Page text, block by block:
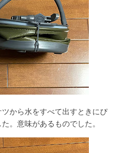
から水をすべて出すときにぴ
。意味があるものでした。